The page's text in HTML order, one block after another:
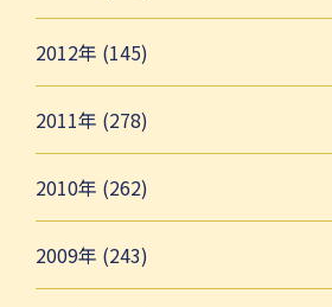
2012年 (145)
2011年 (278)
2010年 (262)
2009年 (243)